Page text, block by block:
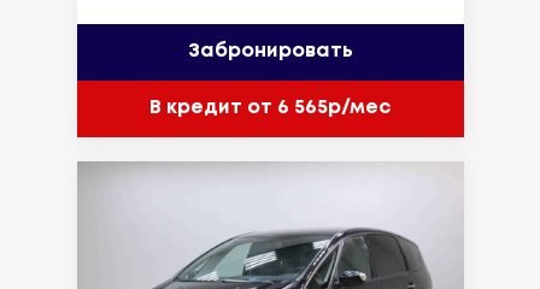
Забронировать
В кредит от 6 565р/мес